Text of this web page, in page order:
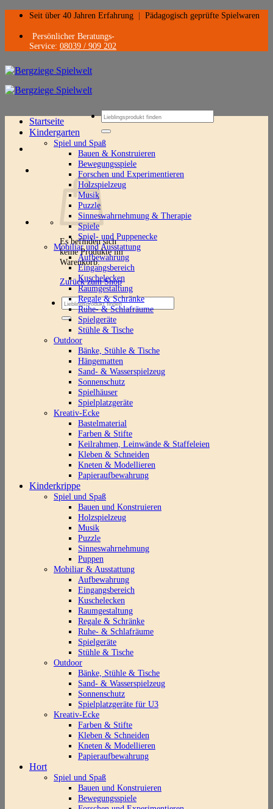
Zum
springen
Seit über 40 Jahren Erfahrung Pädagogisch geprüfte Spielwaren
Persönlicher Beratungs-
Service: 08039 / 909 202
Suchen
nach:
Es befinden sich
keine Produkte im
Warenkorb.
Zurück zum Shop
Suchen
nach:
Startseite
Kindergarten
Spiel und Spaß
Bauen & Konstruieren
Bewegungsspiele
Forschen und Experimentieren
Holzspielzeug
Musik
Puzzle
Sinneswahrnehmung & Therapie
Spiele
Spiel- und Puppenecke
Mobiliar und Ausstattung
Aufbewahrung
Eingangsbereich
Kuschelecken
Raumgestaltung
Regale & Schränke
Ruhe- & Schlafräume
Spielgeräte
Stühle & Tische
Outdoor
Bänke, Stühle & Tische
Hängematten
Sand- & Wasserspielzeug
Sonnenschutz
Spielhäuser
Spielplatzgeräte
Kreativ-Ecke
Bastelmaterial
Farben & Stifte
Keilrahmen, Leinwände & Staffeleien
Kleben & Schneiden
Kneten & Modellieren
Papieraufbewahrung
Kinderkrippe
Spiel und Spaß
Bauen und Konstruieren
Holzspielzeug
Musik
Puzzle
Sinneswahrnehmung
Puppen
Mobiliar & Ausstattung
Aufbewahrung
Eingangsbereich
Kuschelecken
Raumgestaltung
Regale & Schränke
Ruhe- & Schlafräume
Spielgeräte
Stühle & Tische
Outdoor
Bänke, Stühle & Tische
Sand- & Wasserspielzeug
Sonnenschutz
Spielplatzgeräte für U3
Kreativ-Ecke
Farben & Stifte
Kleben & Schneiden
Kneten & Modellieren
Papieraufbewahrung
Hort
Spiel und Spaß
Bauen und Konstruieren
Bewegungsspiele